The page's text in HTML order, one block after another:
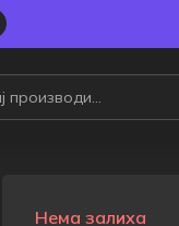
Нема залиха